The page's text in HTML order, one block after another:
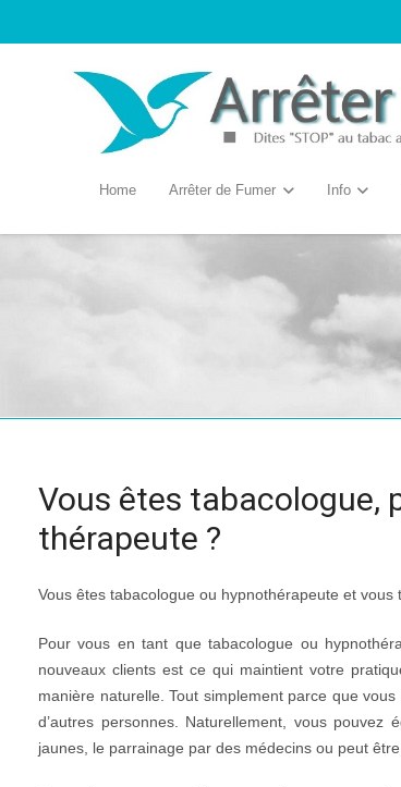
Home Arrêter de Fumer Info
Vous êtes tabacologue,
thérapeute ?
Vous êtes tabacologue ou hypnothérapeute et
Pour vous en tant que tabacologue ou
nouveaux clients est ce qui maintient votre
manière naturelle. Tout simplement parce que
d’autres personnes. Naturellement, vous
jaunes, le parrainage par des médecins ou peut